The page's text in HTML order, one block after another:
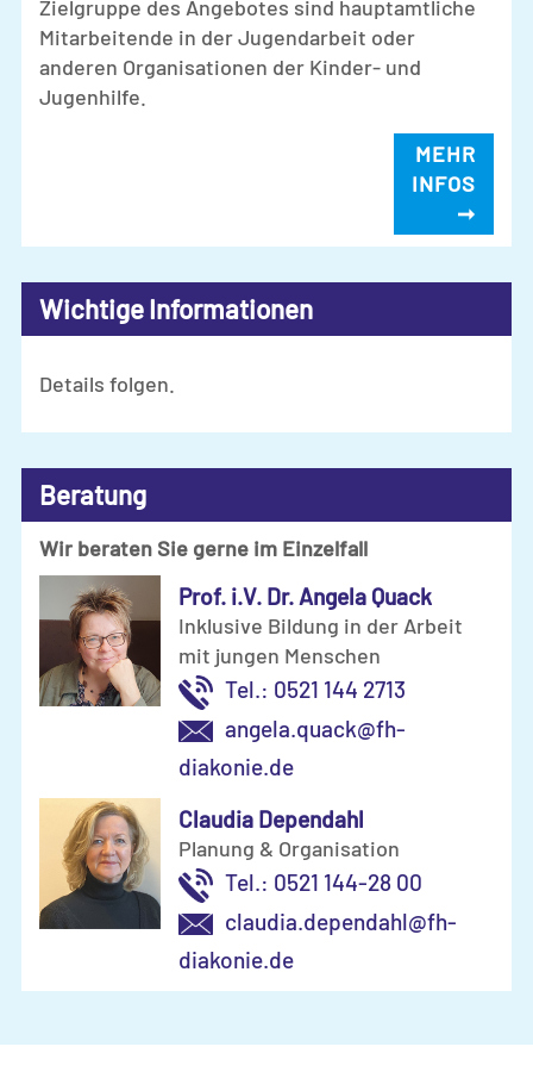
Zielgruppe des Angebotes sind hauptamtliche
Mitarbeitende in der Jugendarbeit oder
anderen Organisationen der Kinder- und
Jugenhilfe.
MEHR
INFOS
➞
Wichtige Informationen
Details folgen.
Beratung
Wir beraten Sie gerne im Einzelfall
Prof. i.V. Dr. Angela Quack
Inklusive Bildung in der Arbeit
mit jungen Menschen
Tel.: 0521 144 2713
angela.quack@fh-
diakonie.de
Claudia Dependahl
Planung & Organisation
Tel.: 0521 144-28 00
claudia.dependahl@fh-
diakonie.de